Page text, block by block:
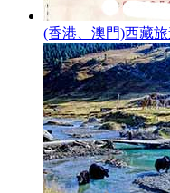
(香港、澳門)西藏